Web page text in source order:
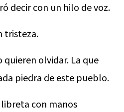
decir con un hilo de voz.
tristeza.
olvidar. La que
piedra de este pueblo.
con manos